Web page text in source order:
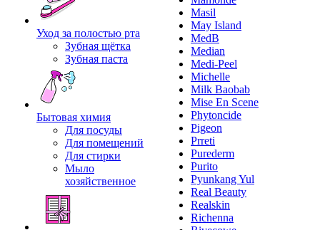
Уход за полостью рта
Зубная щётка
Зубная паста
Бытовая химия
Для посуды
Для помещений
Для стирки
Мыло
хозяйственное
Masil
May Island
MedB
Median
Medi-Peel
Michelle
Milk Baobab
Mise En Scene
Phytoncide
Pigeon
Prreti
Purederm
Purito
Pyunkang Yul
Real Beauty
Realskin
Richenna